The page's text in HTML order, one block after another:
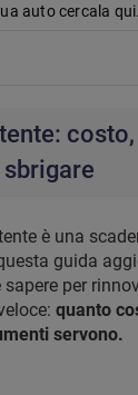
auto cercala
è una
guida
per
quanto
servono.